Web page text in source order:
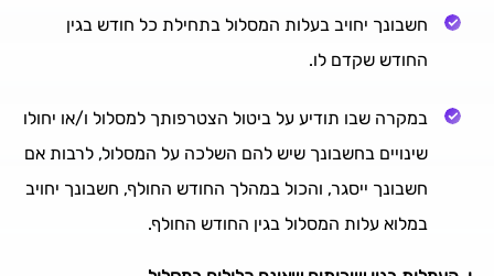
חשבונך יחויב בעלות המסלול בתחילת כל חודש בגין
החודש שקדם לו.
במקרה שבו תודיע על ביטול הצטרפותך למסלול ו/או יחולו
שינויים בחשבונך שיש להם השלכה על המסלול, לרבות אם
חשבונך ייסגר, והכול במהלך החודש החולף, חשבונך יחויב
במלוא עלות המסלול בגין החודש החולף.